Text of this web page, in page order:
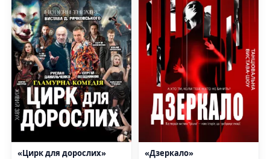
«Цирк для дорослих» «Дзеркало»